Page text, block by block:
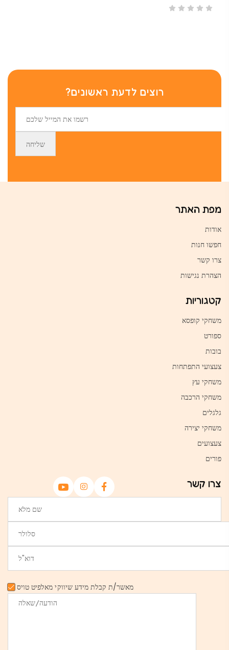
רוצים לדעת ראשונים?
מפת האתר
אודות
חפשו חנות
צרו קשר
הצהרת נגישות
קטגוריות
משחקי קופסא
ספורט
בובות
צעצועי התפתחות
משחקי עץ
משחקי הרכבה
גלגלים
משחקי יצירה
צעצועים
פורים
צרו קשר
מאשר/ת קבלת מידע שיווקי מאלפיט טויס